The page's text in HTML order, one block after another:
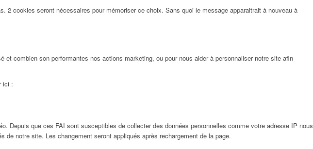
cookies seront nécessaires pour mémoriser ce choix. Sans quoi le message apparaitrait à nouveau à
combien son performantes nos actions marketing, ou pour nous aider à personnaliser notre site afin
ici :
Depuis que ces FAI sont susceptibles de collecter des données personnelles comme votre adresse IP nous
notre site. Les changement seront appliqués après rechargement de la page.